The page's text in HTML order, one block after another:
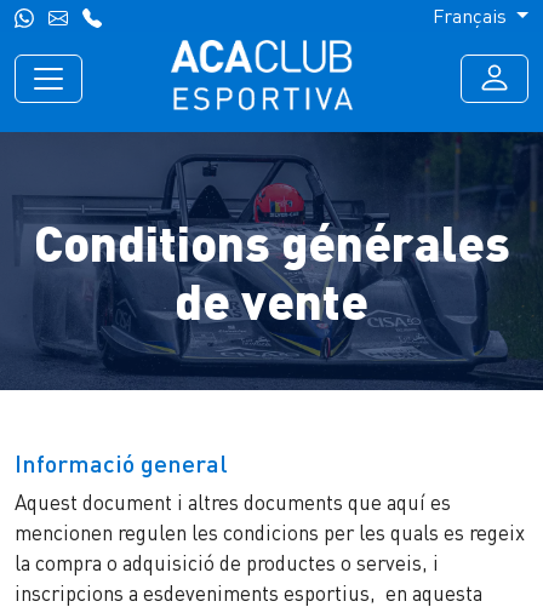
Français
Conditions générales
de vente
Informació general
Aquest document i altres documents que aquí es
mencionen regulen les condicions per les quals es regeix
la compra o adquisició de productes o serveis, i
inscripcions a esdeveniments esportius, en aquesta